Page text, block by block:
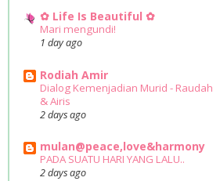
✿ Life Is Beautiful ✿
Mari mengundi!
1 day ago
Rodiah Amir
Dialog Kemenjadian Murid - Raudah
& Airis
2 days ago
mulan@peace,love&harmony
PADA SUATU HARI YANG LALU..
2 days ago